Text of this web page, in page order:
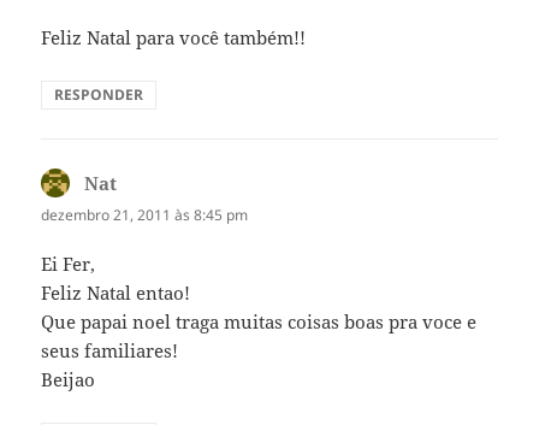
Feliz Natal para você também!!
RESPONDER
Nat
dezembro 21, 2011 às 8:45 pm
Ei Fer,
Feliz Natal entao!
Que papai noel traga muitas coisas boas pra voce e
seus familiares!
Beijao